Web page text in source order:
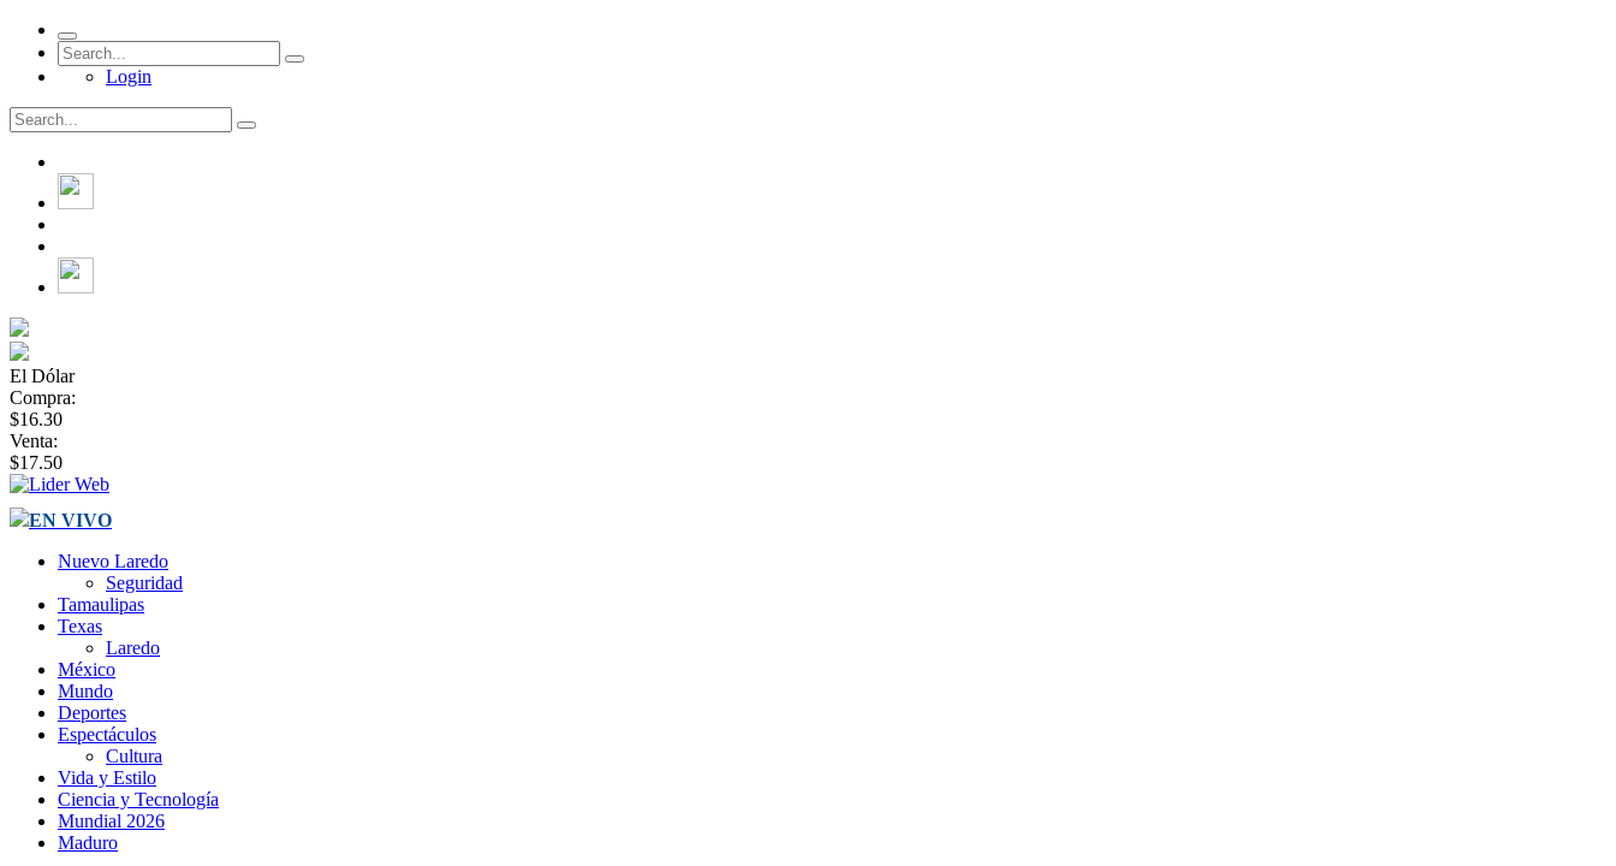
Login
El Dólar
Compra:
$16.30
Venta:
$17.50
EN VIVO
Nuevo Laredo
Seguridad
Tamaulipas
Texas
Laredo
México
Mundo
Deportes
Espectáculos
Cultura
Vida y Estilo
Ciencia y Tecnología
Mundial 2026
Maduro